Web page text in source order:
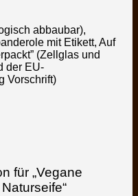
abbaubar),
mit Etikett, Auf
(Zellglas und
der EU-
Vorschrift)
für „Vegane